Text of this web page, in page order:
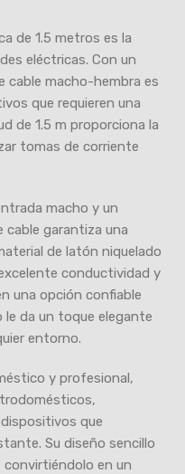
de 1.5 metros es la
eléctricas. Con un
cable macho-hembra es
que requieren una
de 1.5 m proporciona la
tomas de corriente
macho y un
cable garantiza una
de latón niquelado
conductividad y
una opción confiable
le da un toque elegante
entorno.
y profesional,
que
Su diseño sencillo
convirtiéndolo en un